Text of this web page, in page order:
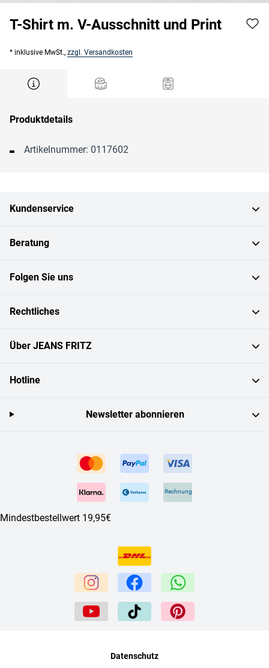
T-Shirt m. V-Ausschnitt und Print
* inklusive MwSt., zzgl. Versandkosten
Produktdetails
Artikelnummer: 0117602
Kundenservice
Beratung
Folgen Sie uns
Rechtliches
Über JEANS FRITZ
Hotline
Rechnung
Mindestbestellwert 19,95€
Newsletter abonnieren
Datenschutz